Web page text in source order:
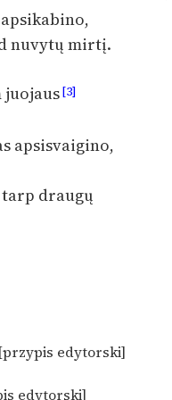
nuvytų mirtį.
[3]
apsisvaigino,
draugų
edytorski]
edytorski]